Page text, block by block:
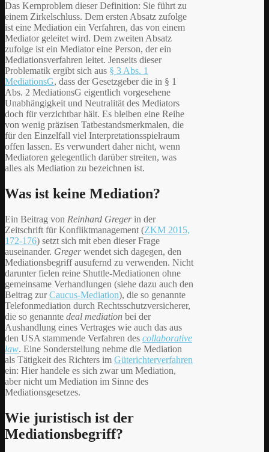
Das Kernproblem dieser Definition: Sie führt zu
einem Zirkelschluss. Dem ersten Absatz zufolge
ist eine Mediation ein Verfahren, das von einem
Mediator geleitet wird. Dem zweiten Absatz
zufolge ist ein Mediator eine Person, der ein
Mediationsverfahren leitet. Jenseits dieser
Problematik ergibt sich aus § 3 Abs. 1
MediationsG, dass der Gesetzgeber die in § 1
Abs. 2 MediationsG eigentlich vorgesehene
Unabhängigkeit und Neutralität des Mediators
doch für verzichtbar hält. Es bleiben eine Reihe
von wenig präzisen Tatbestandsmerkmalen, die
für den Einzelfall viel Interpretationsspielraum
offen lassen. Es verwundert daher nicht, wenn
Mediatoren gelegentlich darüber streiten, was
alles als Mediation zu bezeichnen ist.
Was ist keine Mediation?
Ein Beitrag von Reinhard Gregerin der
Zeitschrift für Konfliktmanagement (ZKM 2015,
172-176) setzt sich mit eben dieser Frage
auseinander. Gregerwendet sich dagegen, den
Mediationsbegriff ausufernd zu verwenden. Nicht
darunter fielen reine Shuttle-Mediationen ohne
gemeinsame Verhandlungen (siehe dazu auch den
Beitrag zurCaucus-Mediation), die so genannte
Telefonmediation durch Rechtsschutzversicherer,
die so genannte deal mediation bei der
Aushandlung eines Vertrages wie auch das aus
den USA stammende Verfahren des collaborative
law. Eine Sonderstellung nehme die Mediation
als Tätigkeit des Richters im Güterichterverfahren
ein: Hier handele es sich zwar um Mediation,
aber nicht um Mediation im Sinne des
Mediationsgesetzes.
Wie juristisch ist der
Mediationsbegriff?